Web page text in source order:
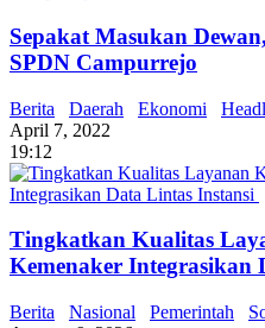
Sepakat Masukan
SPDN Campurrejo
Berita Daerah Ekonomi
April 7, 2022
19:12
Tingkatkan Kualitas
Kemenaker Integrasikan
Berita Nasional Pemerintah